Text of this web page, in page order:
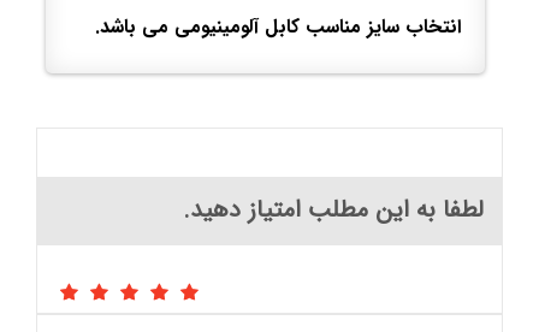
انتخاب سایز مناسب کابل آلومینیومی می باشد.
لطفا به این مطلب امتیاز دهید.